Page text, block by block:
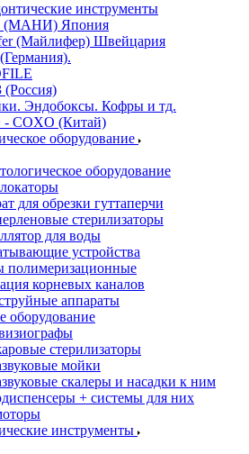
инструменты
(МАНИ) Япония
(Майлифер) Швейцария
Эндобоксы. Кофры и тд.
- COXO (Китай)
оборудование
оборудование
для обрезки гуттаперчи
стерилизаторы
для воды
устройства
полимеризационные
корневых каналов
аппараты
оборудование
стерилизаторы
мойки
скалеры и насадки к ним
+ системы для них
инструменты